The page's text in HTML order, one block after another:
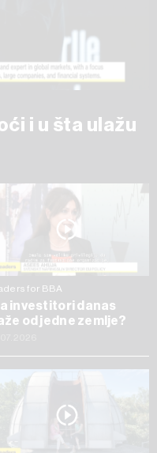
i u šta ulažu
for BBA
investitori danas
od jedne zemlje?